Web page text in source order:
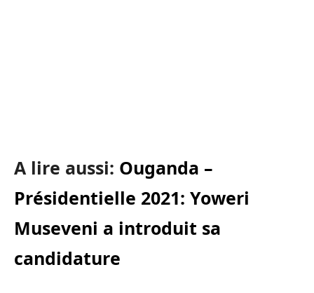
A lire aussi: Ouganda –
Présidentielle 2021: Yoweri
Museveni a introduit sa
candidature